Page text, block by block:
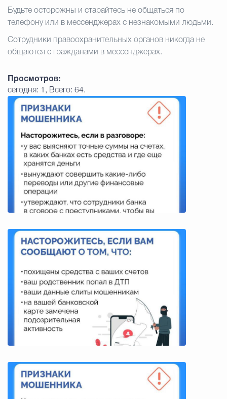
Избирательная
Общественная
Градостроительство и
Государственные организации
Будьте осторожны и старайтесь не общаться по
телефону или в мессенджерах с незнакомыми людьми.
Сотрудники правоохранительных органов никогда не
общаются с гражданами в мессенджерах.
Просмотров:
сегодня: 1, Всего: 64.